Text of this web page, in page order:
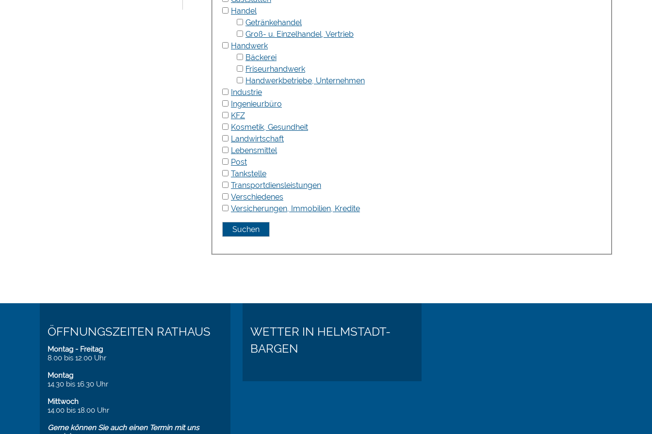
Handel
Getränkehandel
Groß- u. Einzelhandel, Vertrieb
Handwerk
Bäckerei
Friseurhandwerk
Handwerkbetriebe, Unternehmen
Industrie
Ingenieurbüro
KFZ
Kosmetik, Gesundheit
Landwirtschaft
Lebensmittel
Post
Tankstelle
Transportdiensleistungen
Verschiedenes
Versicherungen, Immobilien, Kredite
ÖFFNUNGSZEITEN RATHAUS
Montag - Freitag
8.00 bis 12.00 Uhr
Montag
14.30 bis 16.30 Uhr
Mittwoch
14.00 bis 18.00 Uhr
Gerne können Sie auch einen Termin mit uns
WETTER IN HELMSTADT-
BARGEN